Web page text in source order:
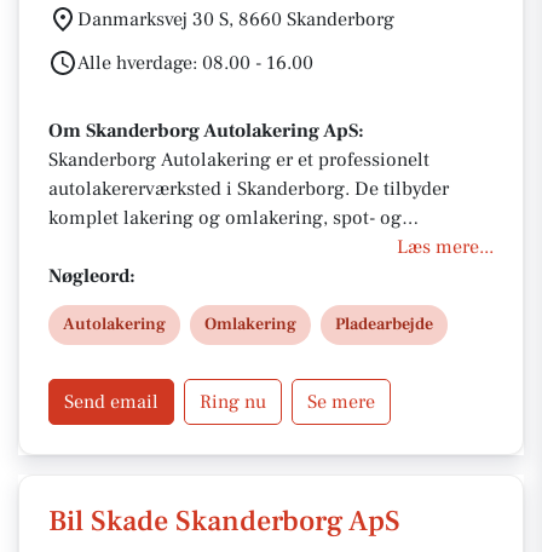
Danmarksvej 30 S, 8660 Skanderborg
Alle hverdage: 08.00 - 16.00
Om Skanderborg Autolakering ApS:
Skanderborg Autolakering er et professionelt
autolakererværksted i Skanderborg. De tilbyder
komplet lakering og omlakering, spot- og
skadelakering, panellakering, Smart Repair samt
polering og lakbeskyttelse. Med præcis farvematch,
moderne sprøjtekabine og fokus på kvalitet og finish
– også ved forsikringsskader og ridser.
Læs mere...
Nøgleord:
Autolakering Omlakering Pladearbejde
Send email Ring nu Se mere
Bil Skade Skanderborg ApS